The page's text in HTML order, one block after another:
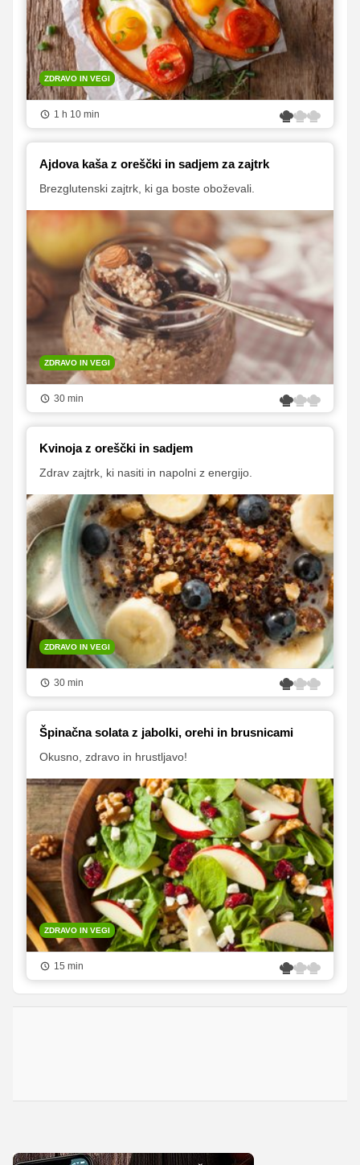
ZDRAVO IN VEGI
1 h 10 min
Ajdova kaša z oreščki in sadjem za zajtrk
Brezglutenski zajtrk, ki ga boste oboževali.
ZDRAVO IN VEGI
30 min
Kvinoja z oreščki in sadjem
Zdrav zajtrk, ki nasiti in napolni z energijo.
ZDRAVO IN VEGI
30 min
Špinačna solata z jabolki, orehi in brusnicami
Okusno, zdravo in hrustljavo!
ZDRAVO IN VEGI
15 min